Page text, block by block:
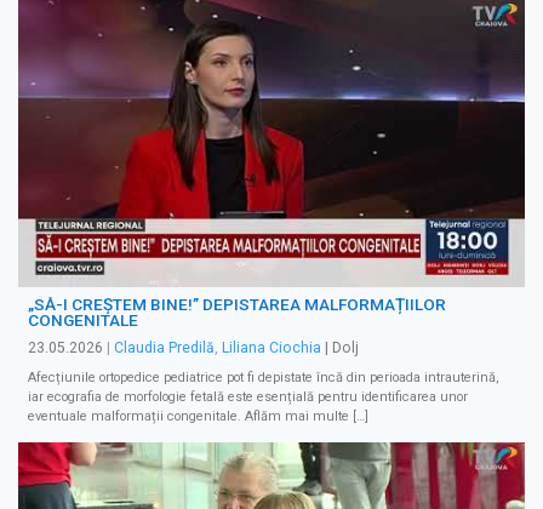
„SĂ-I CREȘTEM BINE!” DEPISTAREA MALFORMAȚIILOR
CONGENITALE
23.05.2026 | Claudia Predilă Liliana Ciochia | Dolj
Afecțiunile ortopedice pediatrice pot fi depistate încă din perioada intrauterină,
iar ecografia de morfologie fetală este esențială pentru identificarea unor
eventuale malformații congenitale. Aflăm mai multe […]